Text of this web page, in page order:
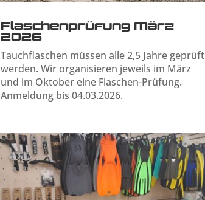
Flaschenprüfung März
2026
Tauchflaschen müssen alle 2,5 Jahre geprüft
werden. Wir organisieren jeweils im März
und im Oktober eine Flaschen-Prüfung.
Anmeldung bis 04.03.2026.